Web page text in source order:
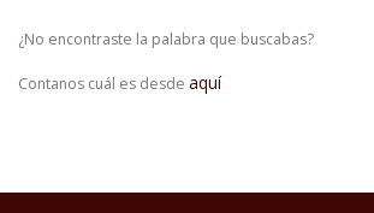
¿No encontraste la palabra que buscabas?
Contanos cuál es desde aquí